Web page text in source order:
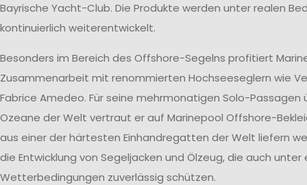
Bayrische Yacht-Club. Die Produkte werden unter realen
kontinuierlich weiterentwickelt.
Besonders im Bereich des Offshore-Segelns profitiert
Zusammenarbeit mit renommierten Hochseeseglern wie
Fabrice Amedeo. Für seine mehrmonatigen Solo-
Ozeane der Welt vertraut er auf Marinepool Offshore-
aus einer der härtesten Einhandregatten der Welt liefern
die Entwicklung von Segeljacken und Ölzeug, die auch
Wetterbedingungen zuverlässig schützen.